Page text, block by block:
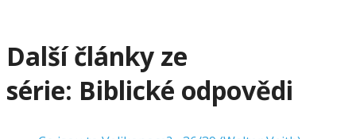
Další články ze
série: Biblické odpovědi